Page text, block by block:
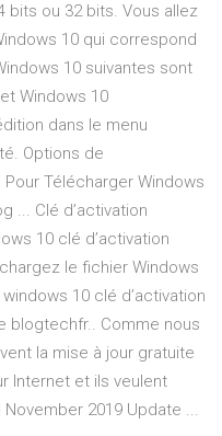
bits ou 32 bits. Vous allez
10 qui correspond
10 suivantes sont
Windows 10
dans le menu
Options de
Télécharger Windows
... Clé d’activation
10 clé d’activation
le fichier Windows
10 clé d’activation
blogtechfr.. Comme nous
la mise à jour gratuite
Internet et ils veulent
2019 Update ...